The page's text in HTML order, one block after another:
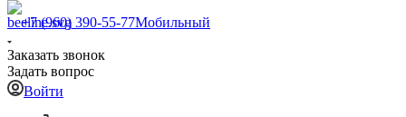
+7 (960) 390-55-77Мобильный
Заказать звонок
Задать вопрос
Войти